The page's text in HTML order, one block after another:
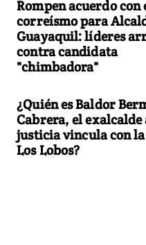
Rompen acuerdo con
correísmo para
Guayaquil: líderes
contra candidata
"chimbadora"
¿Quién es Baldor
Cabrera, el exalcalde
justicia vincula con
Los Lobos?